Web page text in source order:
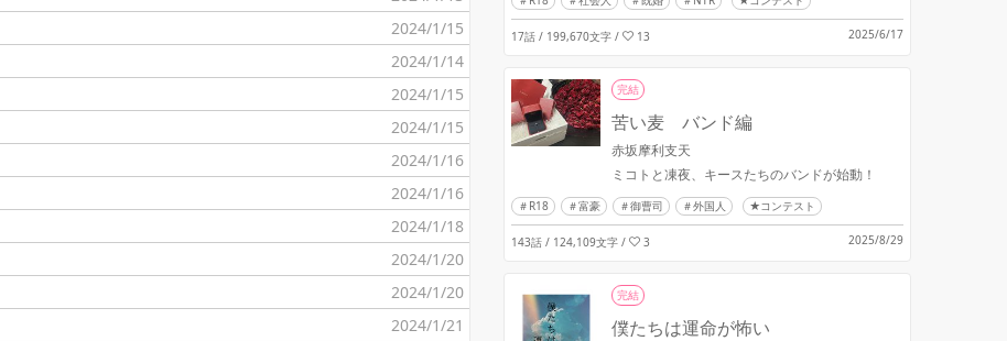
2024/1/15
2024/1/14
2024/1/15
2024/1/15
2024/1/16
2024/1/16
2024/1/18
2024/1/20
2024/1/20
2024/1/21
17話 / 199,670文字 / 13 2025/6/17
完結
苦い麦 バンド編
赤坂摩利支天
ミコトと凍夜、キースたちのバンドが始動！
R18 富豪 御曹司 外国人 ★コンテスト
143話 / 124,109文字 / 3 2025/8/29
完結
僕たちは運命が怖い